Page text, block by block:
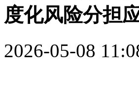
度化风险分担
2026-05-08